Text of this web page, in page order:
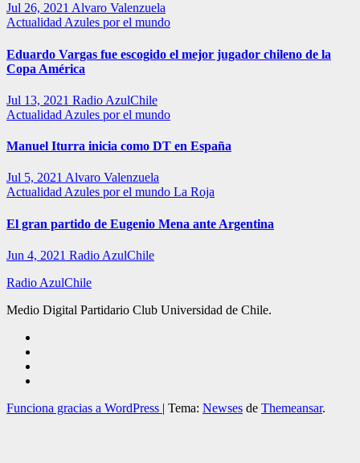
Jul 26, 2021 Alvaro Valenzuela
Actualidad Azules por el mundo
Eduardo Vargas fue escogido el mejor jugador chileno de la
Copa América
Jul 13, 2021 Radio AzulChile
Actualidad Azules por el mundo
Manuel Iturra inicia como DT en España
Jul 5, 2021 Alvaro Valenzuela
Actualidad Azules por el mundo La Roja
El gran partido de Eugenio Mena ante Argentina
Jun 4, 2021 Radio AzulChile
Radio AzulChile
Medio Digital Partidario Club Universidad de Chile.
Funciona gracias a WordPress | Tema: Newses de Themeansar.